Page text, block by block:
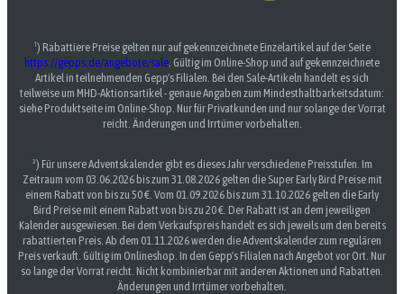
¹) Rabattiere Preise gelten nur auf gekennzeichnete Einzelartikel auf der Seite
https://gepps.de/angebote/sale . Gültig im Online-Shop und auf gekennzeichnete
Artikel in teilnehmenden Gepp's Filialen. Bei den Sale-Artikeln handelt es sich
teilweise um MHD-Aktionsartikel - genaue Angaben zum Mindesthaltbarkeitsdatum:
siehe Produktseite im Online-Shop. Nur für Privatkunden und nur solange der Vorrat
reicht. Änderungen und Irrtümer vorbehalten.
³) Für unsere Adventskalender gibt es dieses Jahr verschiedene Preisstufen. Im
Zeitraum vom 03.06.2026 bis zum 31.08.2026 gelten die Super Early Bird Preise mit
einem Rabatt von bis zu 50 €. Vom 01.09.2026 bis zum 31.10.2026 gelten die Early
Bird Preise mit einem Rabatt von bis zu 20 €. Der Rabatt ist an dem jeweiligen
Kalender ausgewiesen. Bei dem Verkaufspreis handelt es sich jeweils um den bereits
rabattierten Preis. Ab dem 01.11.2026 werden die Adventskalender zum regulären
Preis verkauft. Gültig im Onlineshop. In den Gepp's Filialen nach Angebot vor Ort. Nur
so lange der Vorrat reicht. Nicht kombinierbar mit anderen Aktionen und Rabatten.
Änderungen und Irrtümer vorbehalten.